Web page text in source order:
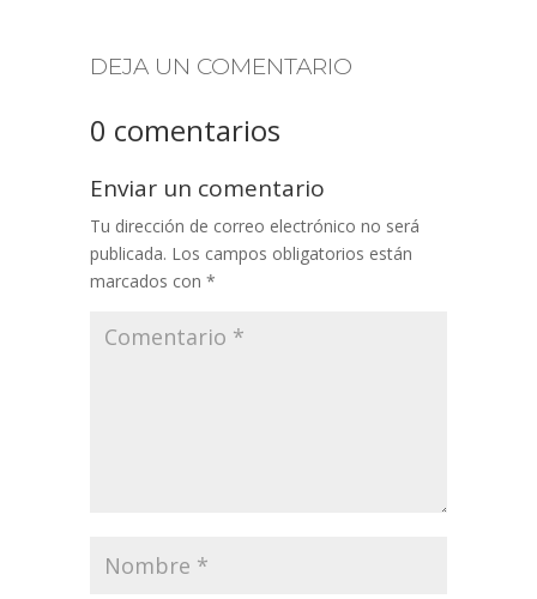
DEJA UN COMENTARIO
0 comentarios
Enviar un comentario
Tu dirección de correo electrónico no será
publicada. Los campos obligatorios están
marcados con *